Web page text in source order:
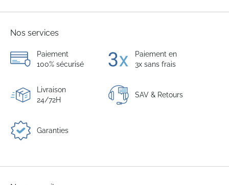
Nos services
Paiement
100% sécurisé
Paiement en
3x sans frais
Livraison
24/72H
SAV & Retours
Garanties